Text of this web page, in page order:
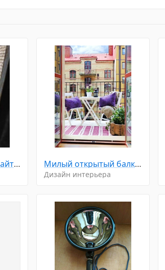
Уже лето! Не забывайте загорать... Милый откpытый бaлкончик
Дизайн интерьера